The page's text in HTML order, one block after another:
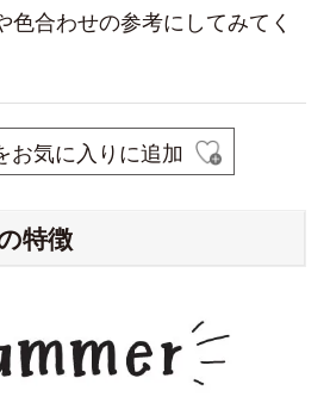
色合わせの参考にしてみてく
お気に入りに追加
特徴